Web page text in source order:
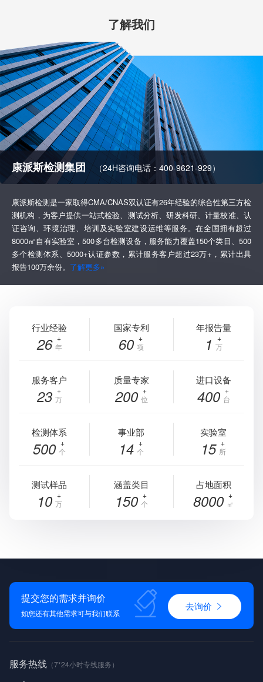
了解我们
康派斯检测集团 （24H咨询电话：400-9621-929）
康派斯检测是一家取得CMA/CNAS双认证有26年经验的综合性第三方检
测机构，为客户提供一站式检验、测试分析、研发科研、计量校准、认
证咨询、环境治理、培训及实验室建设运维等服务。在全国拥有超过
8000㎡自有实验室，500多台检测设备，服务能力覆盖150个类目、500
多个检测体系、5000+认证参数，累计服务客户超过23万+，累计出具
报告100万余份。 了解更多»
行业经验
26 年
国家专利
60 项
年报告量
1 万
服务客户
23 万
质量专家
200 位
进口设备
400 台
检测体系
500 个
事业部
14 个
实验室
15 所
测试样品
10 万
涵盖类目
150 个
占地面积
8000 ㎡
提交您的需求并询价
如您还有其他需求可与我们联系
去询价
服务热线 （7*24小时专线服务）